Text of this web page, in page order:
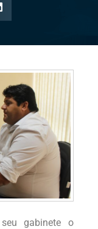
gabinete o